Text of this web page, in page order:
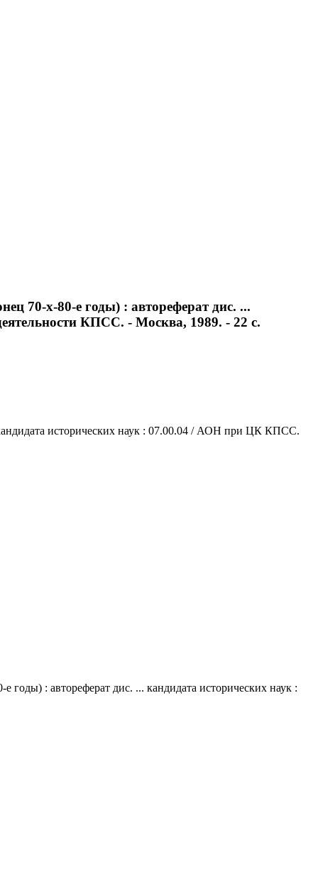
70-х-80-е годы) : автореферат дис. ...
КПСС. - Москва, 1989. - 22 с.
исторических наук : 07.00.04 / АОН при ЦК КПСС.
: автореферат дис. ... кандидата исторических наук :